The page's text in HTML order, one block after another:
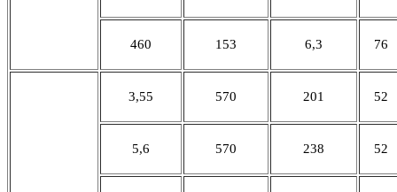
460 153 6,3 76
3,55 570 201 52
5,6 570 238 52